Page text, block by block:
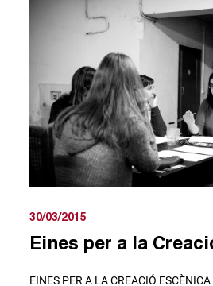
30/03/2015
Eines per a la
EINES PER A LA CREACIÓ